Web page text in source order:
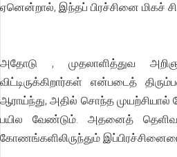
ஏனென்றால், இந்தப் பிரச்சினை மிகச்
அதோடு , முதலாளித்துவ
விட்டிருக்கிறார்கள் என்படைத்
ஆராய்ந்து, அதில் சொந்த முயற்சியால்
பயில வேண்டும். அதனைத்
கோணங்களிலிருந்தும்